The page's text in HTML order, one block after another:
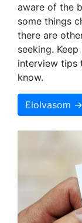
aware of the
some things
there are
seeking.
interview tips
know.
Elolvasom →